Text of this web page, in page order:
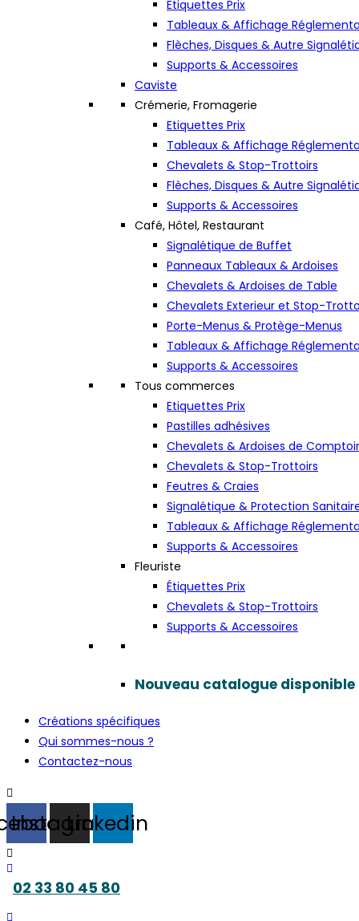
Etiquettes Prix
Tableaux & Affichage
Flèches, Disques & Autre
Supports & Accessoires
Caviste
Crémerie, Fromagerie
Etiquettes Prix
Tableaux & Affichage
Chevalets & Stop-Trottoirs
Flèches, Disques & Autre
Supports & Accessoires
Café, Hôtel, Restaurant
Signalétique de Buffet
Panneaux Tableaux & Ardoises
Chevalets & Ardoises de Table
Chevalets Exterieur et Stop-
Porte-Menus & Protège-Menus
Tableaux & Affichage
Supports & Accessoires
Tous commerces
Etiquettes Prix
Pastilles adhésives
Chevalets & Ardoises de Comptoir
Chevalets & Stop-Trottoirs
Feutres & Craies
Signalétique & Protection
Tableaux & Affichage
Supports & Accessoires
Fleuriste
Étiquettes Prix
Chevalets & Stop-Trottoirs
Supports & Accessoires
Nouveau catalogue
Créations spécifiques
Qui sommes-nous ?
Contactez-nous
Instagram
Linkedin
02 33 80 45 80